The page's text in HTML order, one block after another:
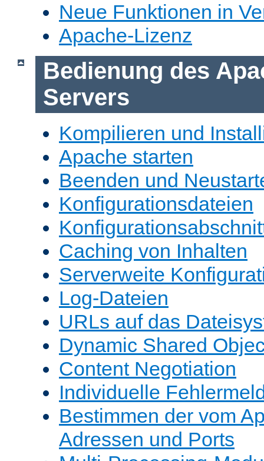
Neue Funktionen in
Apache-Lizenz
Bedienung des
Servers
Kompilieren und
Apache starten
Beenden und
Konfigurationsdateien
Caching von Inhalten
Serverweite
Log-Dateien
URLs auf das
Dynamic Shared
Content Negotiation
Individuelle
Bestimmen der vom
Adressen und Ports